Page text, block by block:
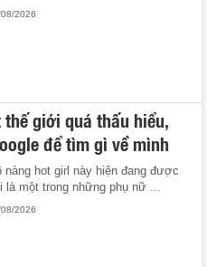
2026
giới quá thấu hiểu,
để tìm gì về mình
nàng hot girl này hiện đang được
là một trong những phụ nữ ...
2026